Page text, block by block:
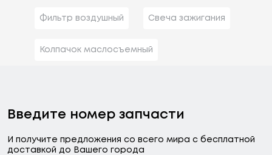
Фильтр воздушный Свеча зажигания
Колпачок маслосъемный
Введите номер запчасти
И получите предложения со всего мира с бесплатной
доставкой до Вашего города